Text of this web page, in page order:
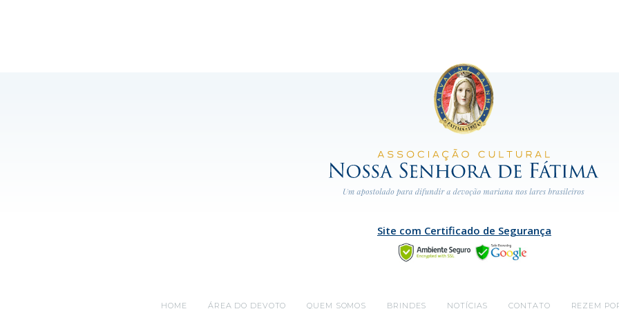
Site com Certificado de Segurança
HOME ÁREA DO DEVOTO QUEM SOMOS BRINDES NOTÍCIAS CONTATO REZEM